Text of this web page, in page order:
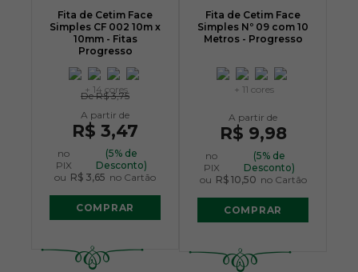
Fita de Cetim Face
Simples CF 002 10m x
10mm - Fitas
Progresso
+ 14 cores
DeR$ 3,75
R$ 3,47
no
PIX
(5% de
Desconto)
ou R$ 3,65 no Cartão
COMPRAR
Fita de Cetim Face
Simples Nº 09 com 10
Metros - Progresso
+ 11 cores
R$ 9,98
no
PIX
(5% de
Desconto)
ou R$ 10,50 no Cartão
COMPRAR